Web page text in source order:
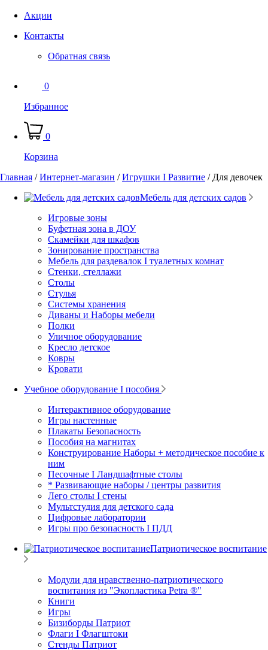
Акции
Контакты
Обратная связь
0
Избранное
0
Корзина
Главная /Интернет-магазин /Игрушки I Развитие / Для девочек
Мебель для детских садов
Игровые зоны
Буфетная зона в ДОУ
Скамейки для шкафов
Зонирование пространства
Мебель для раздевалок I туалетных комнат
Стенки, стеллажи
Столы
Стулья
Системы хранения
Диваны и Наборы мебели
Полки
Уличное оборудование
Кресло детское
Ковры
Кровати
Учебное оборудование I пособия
Интерактивное оборудование
Игры настенные
Плакаты Безопасность
Пособия на магнитах
Конструирование Наборы + методическое пособие к
ним
Песочные I Ландшафтные столы
* Развивающие наборы / центры развития
Лего столы I стены
Мультстудия для детского сада
Цифровые лаборатории
Игры про безопасность I ПДД
Патриотическое воспитание
Модули для нравственно-патриотического
воспитания из "Экопластика Petra ®"
Книги
Игры
Бизиборды Патриот
Флаги I Флагштоки
Стенды Патриот